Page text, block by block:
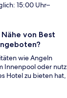
15:00 Uhr–
von Best
wie Angeln
Innenpool oder nutz
Hotel zu bieten hat,